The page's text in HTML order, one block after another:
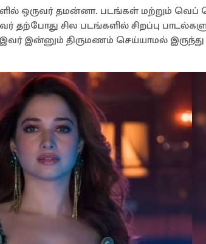
ஒருவர் தமன்னா. படங்கள் மற்றும்
சில படங்களில் சிறப்பு
இவர் இன்னும் திருமணம் செய்யாமல் இருந்து